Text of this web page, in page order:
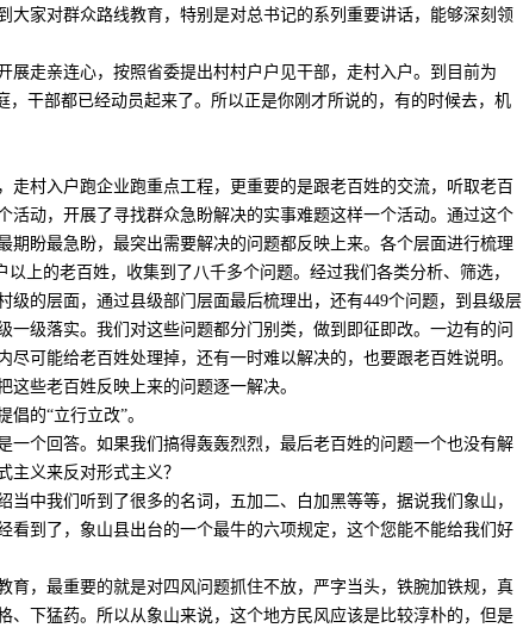
家对群众路线教育，特别是对总书记的系列重要讲话，能够深刻领
走亲连心，按照省委提出村村户户见干部，走村入户。到目前为
，干部都已经动员起来了。所以正是你刚才所说的，有的时候去，机
村入户跑企业跑重点工程，更重要的是跟老百姓的交流，听取老百
活动，开展了寻找群众急盼解决的实事难题这样一个活动。通过这个
期盼最急盼，最突出需要解决的问题都反映上来。各个层面进行梳理
上的老百姓，收集到了八千多个问题。经过我们各类分析、筛选，
级的层面，通过县级部门层面最后梳理出，还有449个问题，到县级层
一级落实。我们对这些问题都分门别类，做到即征即改。一边有的问
可能给老百姓处理掉，还有一时难以解决的，也要跟老百姓说明。
些老百姓反映上来的问题逐一解决。
的“立行立改”。
个回答。如果我们搞得轰轰烈烈，最后老百姓的问题一个也没有解
主义来反对形式主义？
中我们听到了很多的名词，五加二、白加黑等等，据说我们象山，
看到了，象山县出台的一个最牛的六项规定，这个您能不能给我们好
，最重要的就是对四风问题抓住不放，严字当头，铁腕加铁规，真
、下猛药。所以从象山来说，这个地方民风应该是比较淳朴的，但是